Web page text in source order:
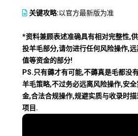
关键攻略:以官方最新版为准
*资料兼顾表述准确具有相对完整性,
投羊毛部分,请勿进行任何风险操作,
值等资金的部分!
PS.只有薅才有可能,不薅真是毛都没
羊毛策略,不过务必远离风险操作,安
金,合法合规操作,规避实质与收录时
项目.